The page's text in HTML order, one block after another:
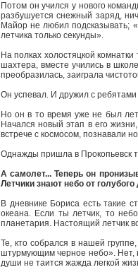
Потом он учился у нового
разбушуется снежный заряд,
Майор не любил подсказывать;
летчика только секунды».
На полках холостяцкой
шахтера, вместе учились в
преобразилась, заиграла
Он успевал. И дружил с
Но он в то время уже не был
Начался новый этап в его
встрече с космосом, познавали
Однажды пришла в Прокопьевск
А самолет... Теперь он
Летчики знают небо от
В дневнике Бориса есть такие
океана. Если ты летчик, то
планетария. Настоящий летчик
Те, кто собрался в нашей
штурмующим черное небо». Нет,
души не таится жажда легкой